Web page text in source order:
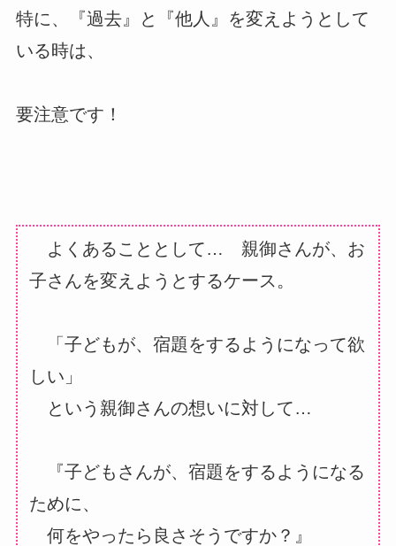
特に、『過去』と『他人』を変えようとして
いる時は、
要注意です！
よくあることとして…
親御さんが、お
子さんを変えようとするケース。
「子どもが、宿題をするようになって欲
しい」
という親御さんの想いに対して…
『子どもさんが、宿題をするようになる
ために、
何をやったら良さそうですか？』